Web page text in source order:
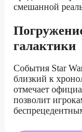
смешанной
галактики
События Star
близкий к
отмечает
позволит